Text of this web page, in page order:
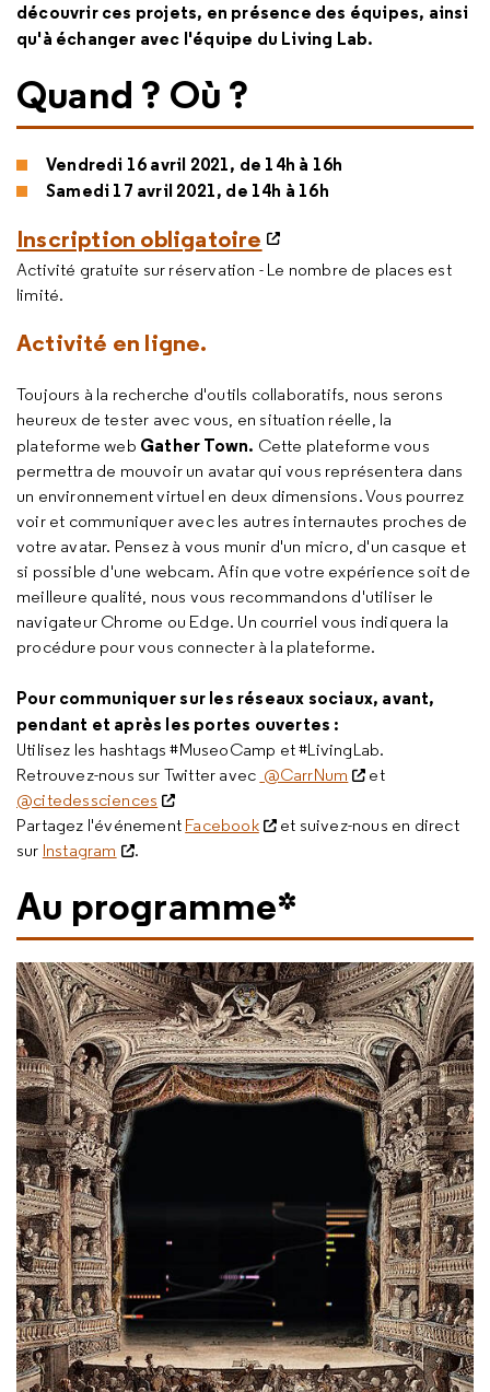
découvrir ces projets, en présence des équipes, ainsi
qu'à échanger avec l'équipe du Living Lab.
Quand ? Où ?
Vendredi 16 avril 2021, de 14h à 16h
Samedi 17 avril 2021, de 14h à 16h
Inscription obligatoire
Activité gratuite sur réservation - Le nombre de places est
limité.
Activité en ligne.
Toujours à la recherche d'outils collaboratifs, nous serons
heureux de tester avec vous, en situation réelle, la
plateforme web Gather Town. Cette plateforme vous
permettra de mouvoir un avatar qui vous représentera dans
un environnement virtuel en deux dimensions. Vous pourrez
voir et communiquer avec les autres internautes proches de
votre avatar. Pensez à vous munir d'un micro, d'un casque et
si possible d'une webcam. Afin que votre expérience soit de
meilleure qualité, nous vous recommandons d'utiliser le
navigateur Chrome ou Edge. Un courriel vous indiquera la
procédure pour vous connecter à la plateforme.
Pour communiquer sur les réseaux sociaux, avant,
pendant et après les portes ouvertes :
Utilisez les hashtags #MuseoCamp et #LivingLab.
Retrouvez-nous sur Twitter avec @CarrNum
et
@citedessciences
Partagez l'événement Facebook
et suivez-nous en direct
sur Instagram .
Au programme*